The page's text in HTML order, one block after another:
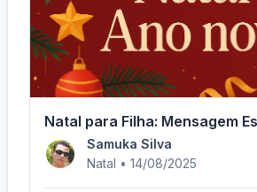
Natal para Filha: Mensagem
Samuka Silva
Natal • 14/08/2025